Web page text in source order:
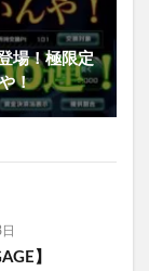
場！極限定
！
】